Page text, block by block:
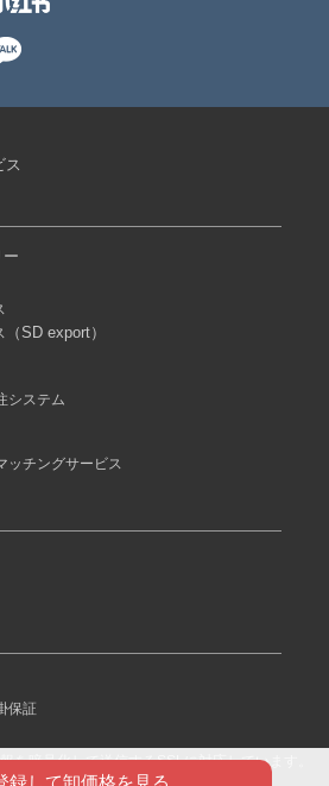
録して卸価格を見る
ス
ー
（SD export）
システム
ッチングサービス
保証
を暗号化して送信するSSLに対応しています。
COMMERCE, Inc. All rights reserved.